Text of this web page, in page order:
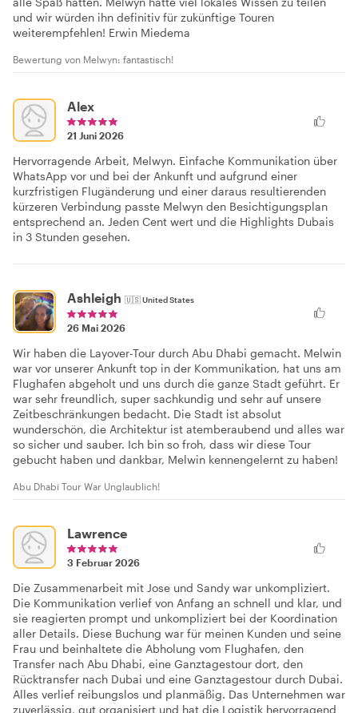
und wir würden ihn definitiv für zukünftige Touren
weiterempfehlen! Erwin Miedema
Bewertung von Melwyn: fantastisch!
Alex
21 Juni 2026
Hervorragende Arbeit, Melwyn. Einfache Kommunikation über
WhatsApp vor und bei der Ankunft und aufgrund einer
kurzfristigen Flugänderung und einer daraus resultierenden
kürzeren Verbindung passte Melwyn den Besichtigungsplan
entsprechend an. Jeden Cent wert und die Highlights Dubais
in 3 Stunden gesehen.
Ashleigh 🇺🇸United States
26 Mai 2026
Wir haben die Layover-Tour durch Abu Dhabi gemacht. Melwin
war vor unserer Ankunft top in der Kommunikation, hat uns am
Flughafen abgeholt und uns durch die ganze Stadt geführt. Er
war sehr freundlich, super sachkundig und sehr auf unsere
Zeitbeschränkungen bedacht. Die Stadt ist absolut
wunderschön, die Architektur ist atemberaubend und alles war
so sicher und sauber. Ich bin so froh, dass wir diese Tour
gebucht haben und dankbar, Melwin kennengelernt zu haben!
Abu Dhabi Tour War Unglaublich!
Lawrence
3 Februar 2026
Die Zusammenarbeit mit Jose und Sandy war unkompliziert.
Die Kommunikation verlief von Anfang an schnell und klar, und
sie reagierten prompt und unkompliziert bei der Koordination
aller Details. Diese Buchung war für meinen Kunden und seine
Frau und beinhaltete die Abholung vom Flughafen, den
Transfer nach Abu Dhabi, eine Ganztagestour dort, den
Rücktransfer nach Dubai und eine Ganztagestour durch Dubai.
Alles verlief reibungslos und planmäßig. Das Unternehmen war
zuverlässig, gut organisiert und hat die Logistik hervorragend